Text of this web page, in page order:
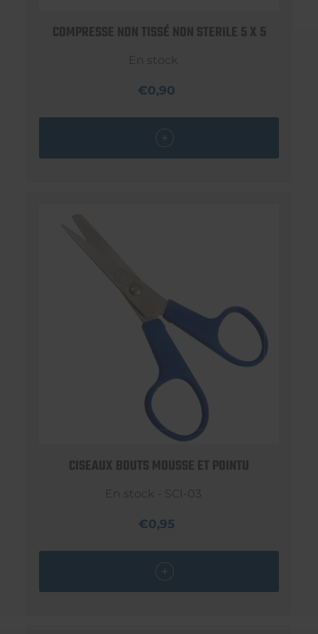
COMPRESSE NON TISSÉ NON STERILE 5 X 5
En stock
€0,90
CISEAUX BOUTS MOUSSE ET POINTU
En stock - SCI-03
€0,95